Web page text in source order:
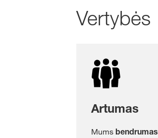
Vertybės
Artumas
Mums bendrumas